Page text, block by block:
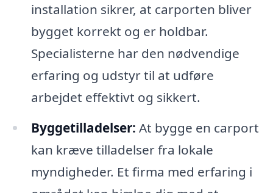
installation sikrer, at carporten bliver
bygget korrekt og er holdbar.
Specialisterne har den nødvendige
erfaring og udstyr til at udføre
arbejdet effektivt og sikkert.
Byggetilladelser: At bygge en carport
kan kræve tilladelser fra lokale
myndigheder. Et firma med erfaring i